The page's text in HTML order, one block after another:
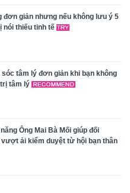
giản nhưng nếu không lưu ý 5
nói thiếu tinh tế
tâm lý đơn giản khi bạn không
tâm lý
Ông Mai Bà Mối giúp đối
ải kiểm duyệt từ hội bạn thân